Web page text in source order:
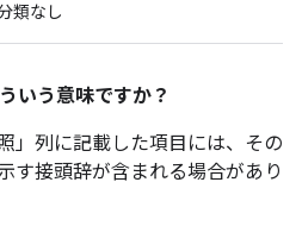
類なし
いう意味ですか？
」 列に記載した項目には、その
す接頭辞が含まれる場合があり